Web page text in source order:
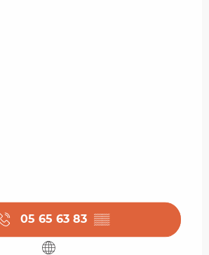
05 65 63 83 ▒▒